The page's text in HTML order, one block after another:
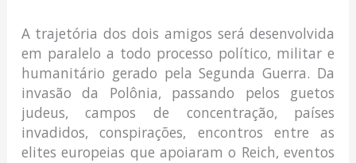
A trajetória dos dois amigos será desenvolvida
em paralelo a todo processo político, militar e
humanitário gerado pela Segunda Guerra. Da
invasão da Polônia, passando pelos guetos
judeus, campos de concentração, países
invadidos, conspirações, encontros entre as
elites europeias que apoiaram o Reich, eventos